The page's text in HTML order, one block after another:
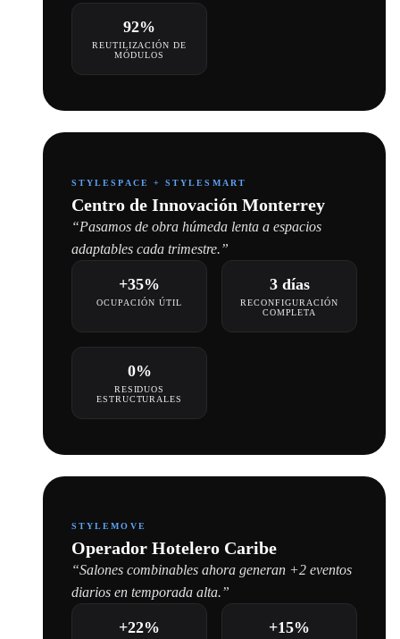
92%
REUTILIZACIÓN DE
MÓDULOS
STYLESPACE + STYLESMART
Centro de Innovación Monterrey
“Pasamos de obra húmeda lenta a espacios
adaptables cada trimestre.”
+35%
OCUPACIÓN ÚTIL
3 días
RECONFIGURACIÓN
COMPLETA
0%
RESIDUOS
ESTRUCTURALES
STYLEMOVE
Operador Hotelero Caribe
“Salones combinables ahora generan +2 eventos
diarios en temporada alta.”
+22% +15%